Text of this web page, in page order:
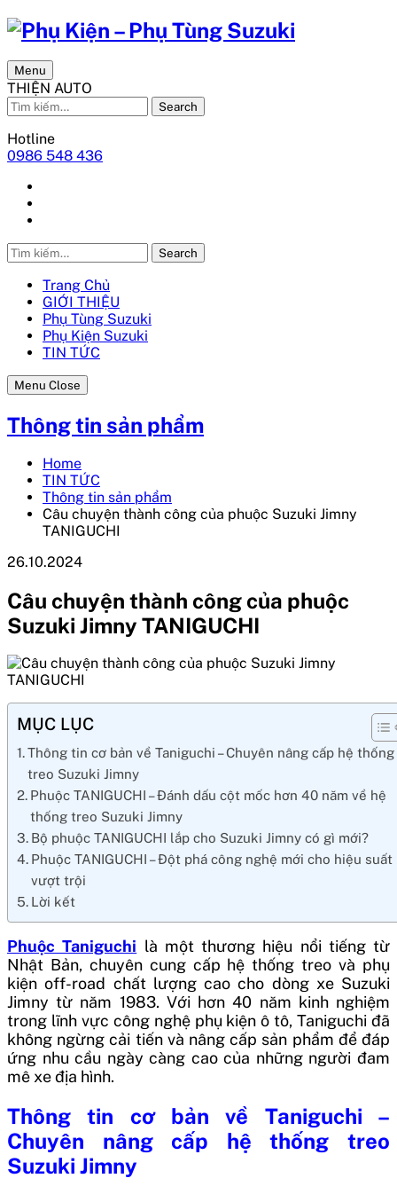
Menu
THIỆN AUTO
Search
Hotline
0986 548 436
Search
Trang Chủ
GIỚI THIỆU
Phụ Tùng Suzuki
Phụ Kiện Suzuki
TIN TỨC
Menu Close
Thông tin sản phẩm
Home
TIN TỨC
Thông tin sản phẩm
Câu chuyện thành công của phuộc Suzuki Jimny
TANIGUCHI
26.10.2024
Câu chuyện thành công của phuộc
Suzuki Jimny TANIGUCHI
MỤC LỤC
Thông tin cơ bản về Taniguchi – Chuyên nâng cấp hệ thống
treo Suzuki Jimny
Phuộc TANIGUCHI – Đánh dấu cột mốc hơn 40 năm về hệ
thống treo Suzuki Jimny
Bộ phuộc TANIGUCHI lắp cho Suzuki Jimny có gì mới?
Phuộc TANIGUCHI – Đột phá công nghệ mới cho hiệu suất
vượt trội
Lời kết
Phuộc Taniguchi là một thương hiệu nổi tiếng từ
Nhật Bản, chuyên cung cấp hệ thống treo và phụ
kiện off-road chất lượng cao cho dòng xe Suzuki
Jimny từ năm 1983. Với hơn 40 năm kinh nghiệm
trong lĩnh vực công nghệ phụ kiện ô tô, Taniguchi đã
không ngừng cải tiến và nâng cấp sản phẩm để đáp
ứng nhu cầu ngày càng cao của những người đam
mê xe địa hình.
Thông tin cơ bản về Taniguchi –
Chuyên nâng cấp hệ thống treo
Suzuki Jimny